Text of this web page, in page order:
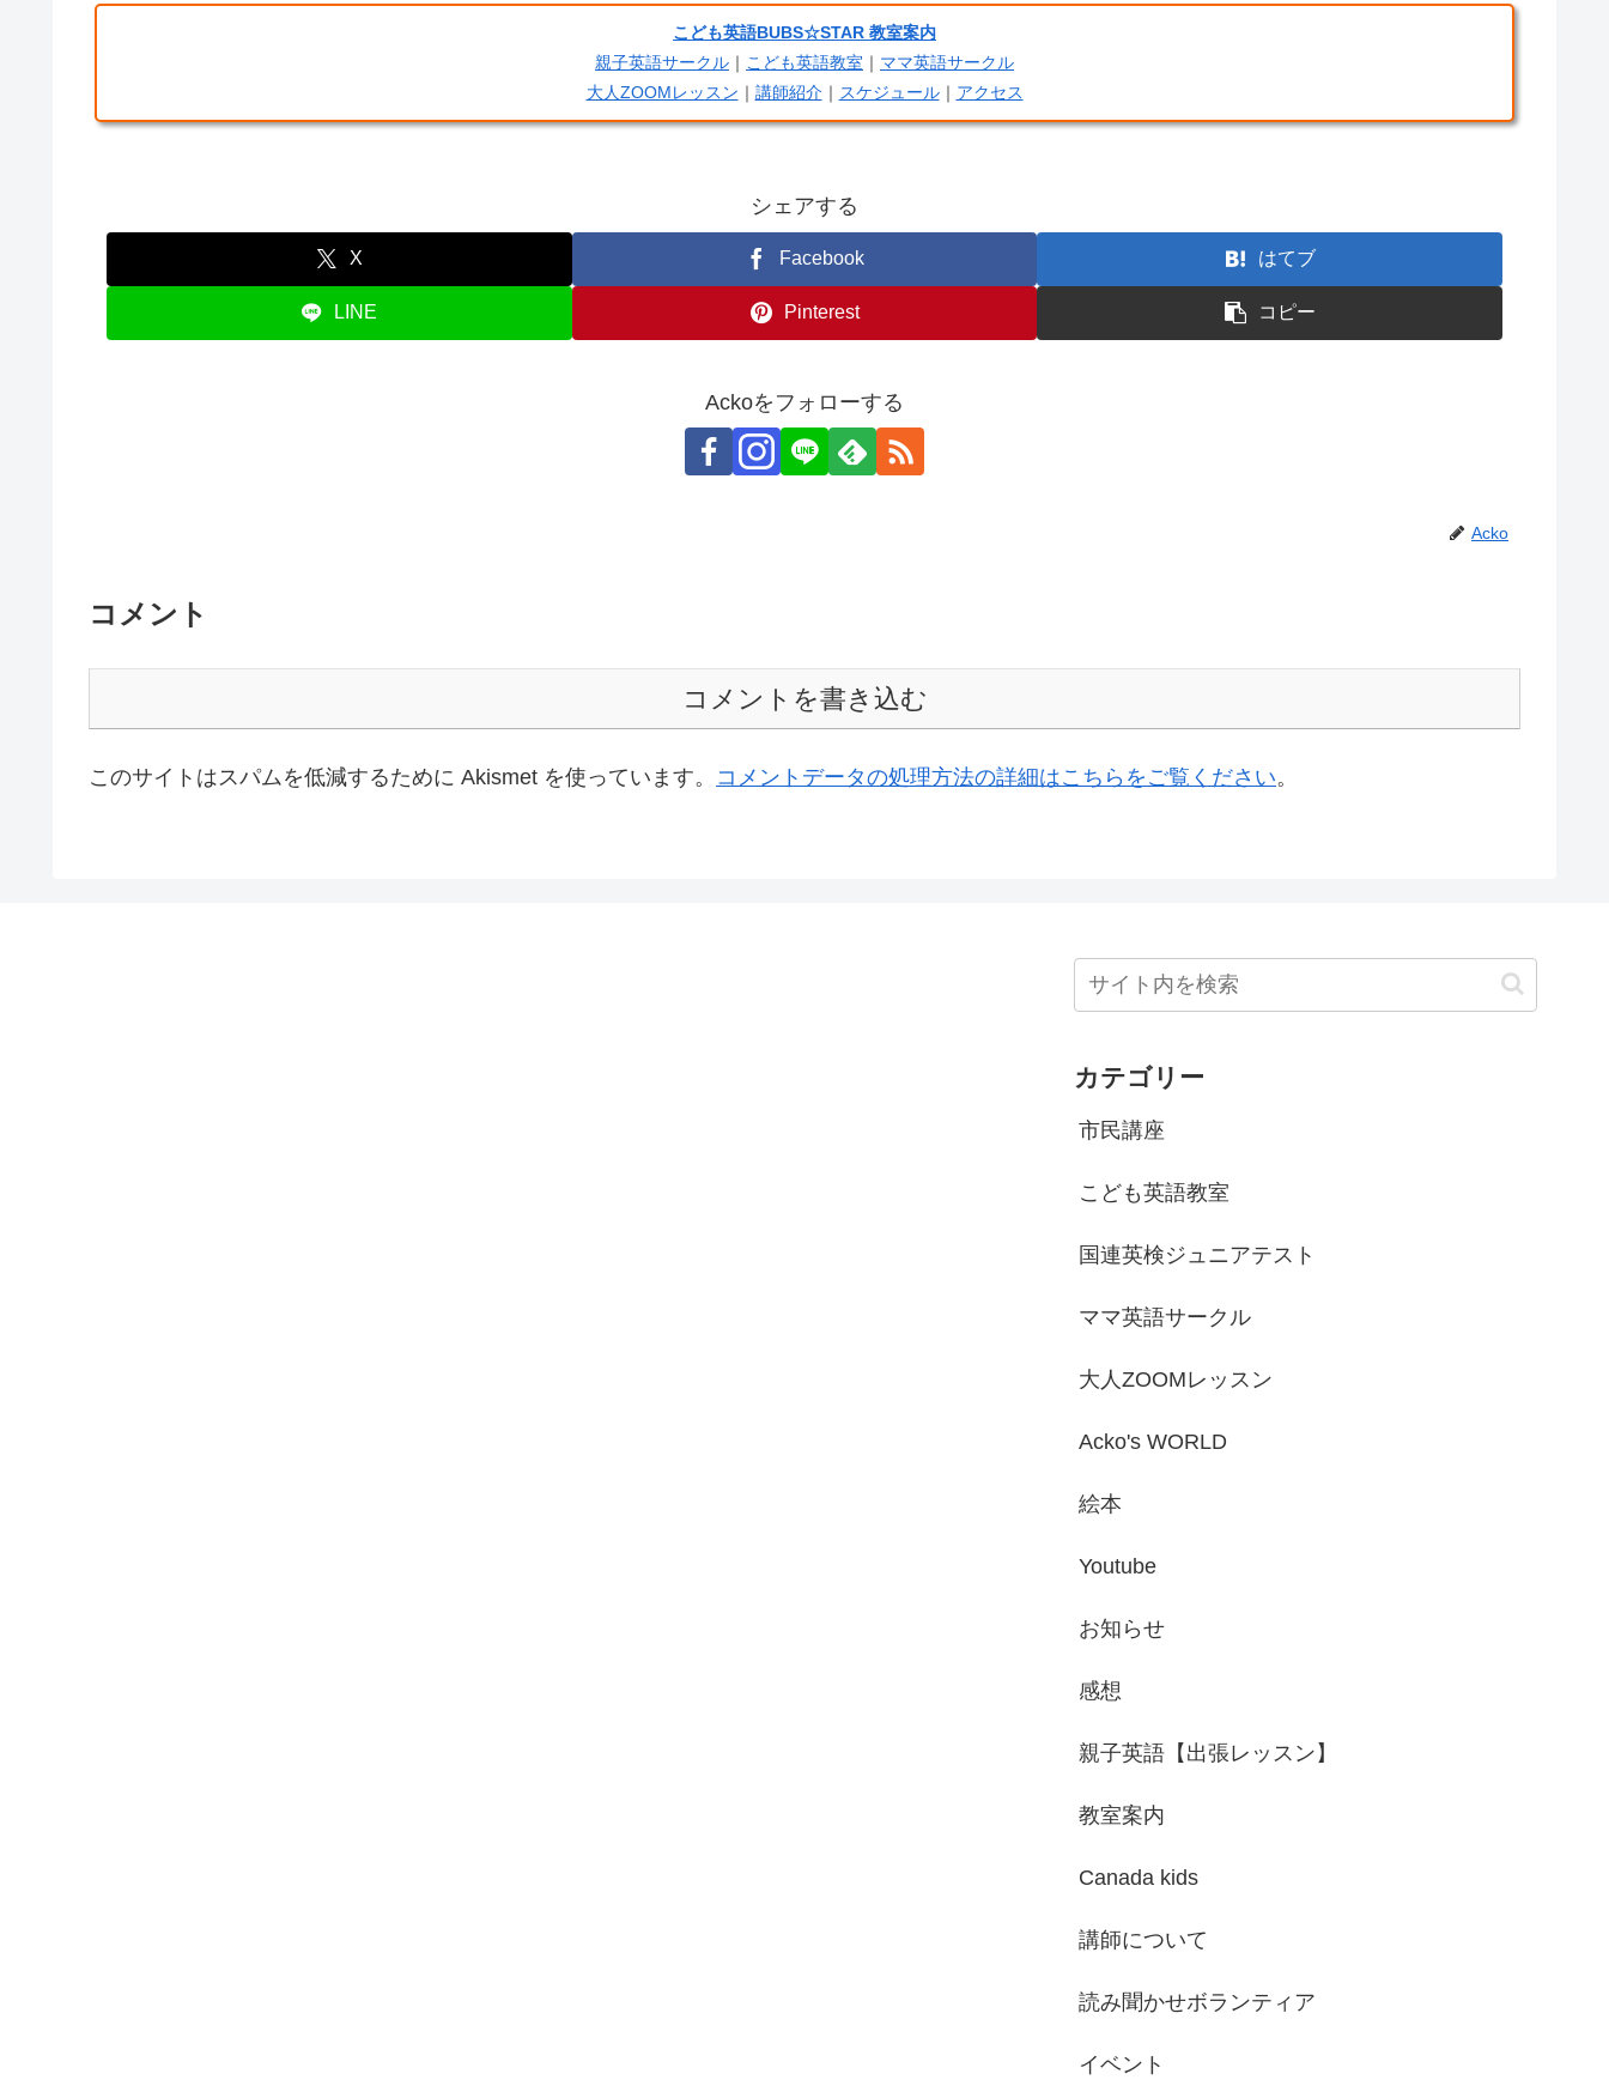
こども英語BUBS☆STAR 教室案内
親子英語サークル ｜ こども英語教室 ｜ ママ英語サークル
大人ZOOMレッスン ｜ 講師紹介｜ スケジュール｜ アクセス
シェアする
X Facebook はてブ
LINE Pinterest コピー
Ackoをフォローする
Acko
コメント
コメントを書き込む
このサイトはスパムを低減するために Akismet を使っています。 コメントデータの処理方法の詳細はこちらをご覧ください。
カテゴリー
市民講座
こども英語教室
国連英検ジュニアテスト
ママ英語サークル
大人ZOOMレッスン
Acko's WORLD
絵本
Youtube
お知らせ
感想
親子英語【出張レッスン】
教室案内
Canada kids
講師について
読み聞かせボランティア
イベント